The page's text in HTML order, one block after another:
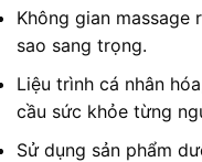
Không gian massage
sao sang trọng.
Liệu trình cá nhân
cầu sức khỏe từng
Sử dụng sản phẩm